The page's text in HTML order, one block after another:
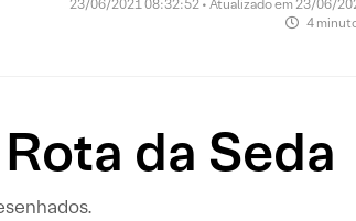
23/06/2021 08:32:52 • Atualizado em 23/06/
4
da Seda